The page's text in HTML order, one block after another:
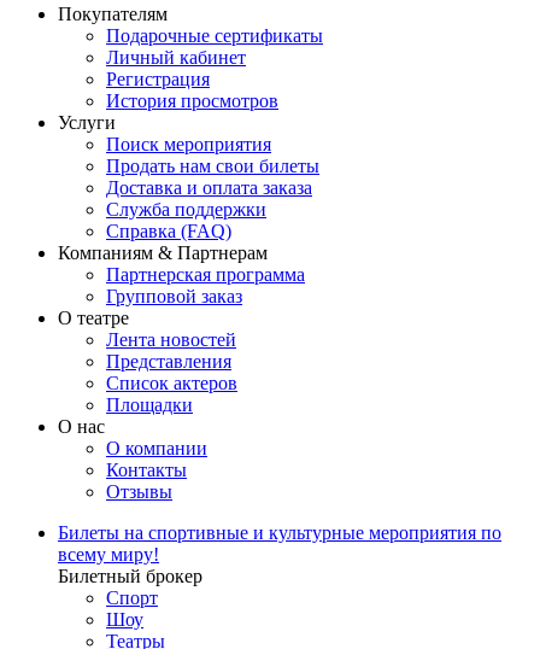
Покупателям
Подарочные сертификаты
Личный кабинет
Регистрация
История просмотров
Услуги
Поиск мероприятия
Продать нам свои билеты
Доставка и оплата заказа
Служба поддержки
Справка (FAQ)
Компаниям & Партнерам
Партнерская программа
Групповой заказ
О театре
Лента новостей
Представления
Список актеров
Площадки
О нас
О компании
Контакты
Отзывы
Билеты на спортивные и культурные мероприятия по
всему миру!
Билетный брокер
Спорт
Шоу
Театры